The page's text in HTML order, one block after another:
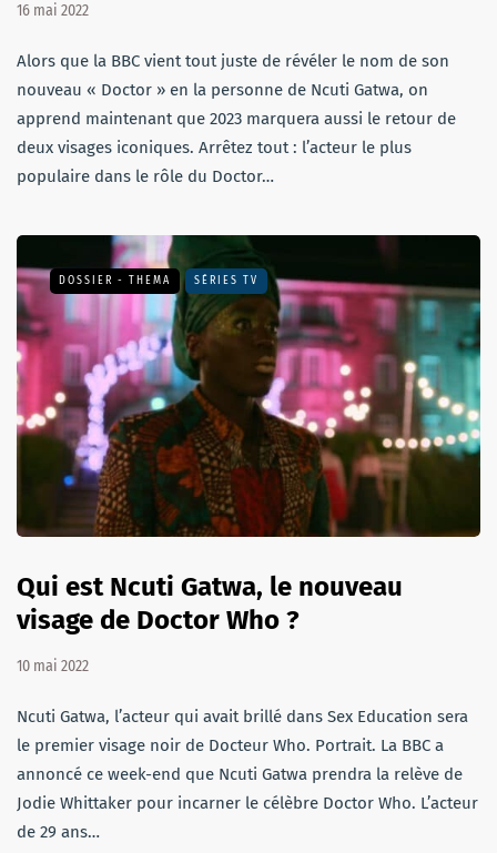
16 mai 2022
Alors que la BBC vient tout juste de révéler le nom de son
nouveau « Doctor » en la personne de Ncuti Gatwa, on
apprend maintenant que 2023 marquera aussi le retour de
deux visages iconiques. Arrêtez tout : l’acteur le plus
populaire dans le rôle du Doctor…
DOSSIER - THEMA SÉRIES TV
Qui est Ncuti Gatwa, le nouveau
visage de Doctor Who ?
10 mai 2022
Ncuti Gatwa, l’acteur qui avait brillé dans Sex Education sera
le premier visage noir de Docteur Who. Portrait. La BBC a
annoncé ce week-end que Ncuti Gatwa prendra la relève de
Jodie Whittaker pour incarner le célèbre Doctor Who. L’acteur
de 29 ans…